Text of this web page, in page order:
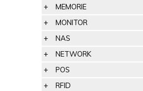
MEMORIE
MONITOR
NAS
NETWORK
POS
RFID